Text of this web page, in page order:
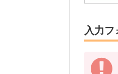
入力フ